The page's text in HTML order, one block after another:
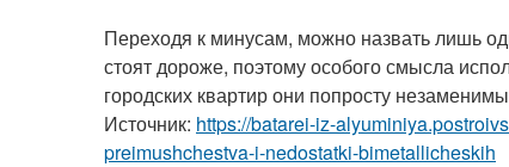
Переходя к минусам, можно назвать лишь
стоят дороже, поэтому особого смысла
городских квартир они попросту
Источник: https://batarei-iz-
preimushchestva-i-nedostatki-bimetallicheskih